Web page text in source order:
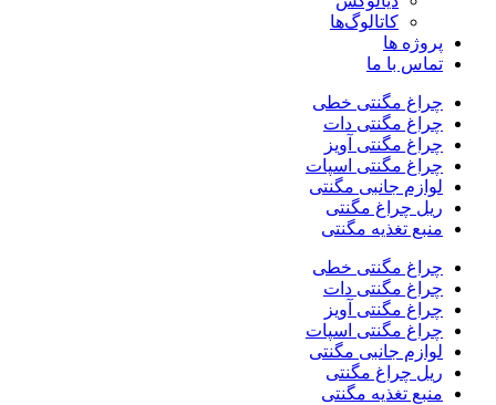
کاتالوگ‌ها
پروژه ها
تماس با ما
چراغ مگنتی خطی
چراغ مگنتی دات
چراغ مگنتی آویز
چراغ مگنتی اسپات
لوازم جانبی مگنتی
ریل چراغ مگنتی
منبع تغذیه مگنتی
چراغ مگنتی خطی
چراغ مگنتی دات
چراغ مگنتی آویز
چراغ مگنتی اسپات
لوازم جانبی مگنتی
ریل چراغ مگنتی
منبع تغذیه مگنتی